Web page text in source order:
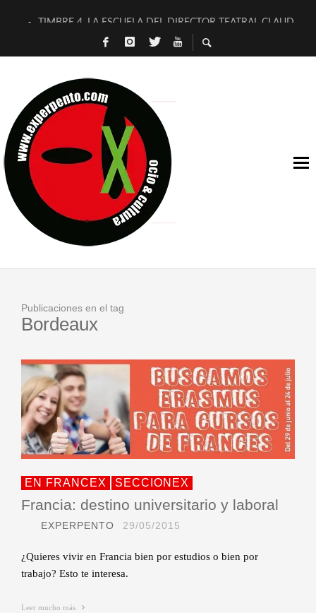
TIMBRE 4, LA ESCUELA DEL DIRECTOR TEATRAL CLAUDIO
30 AÑOS (NO ES NADA) DE LA KATARSIS DEL TOMATAZO
D’BALDOMEROS REINVENTAN [BITÁCORA 3.0] EN EXVITA
MARSHALL FLASH PRESENTA EN EXVITA [RELATIVA
JOFRE BARDAGÍ EN EXVITA INTERPRETANDO A SERRAT
YORCH PRESENTA [CURSO DE ARMONÍA PERSECUTORIA]
MAGALÍ SARE NOS EXPLICA [DESCASADA]
«NO TENGO PUTOS SUEÑOS»
Publicaciones en el tag
Bordeaux
EN FRANCEX SECCIONEX
Francia: destino universitario y laboral
EXPERPENTO 29/05/2015
¿Quieres vivir en Francia bien por estudios o bien por
trabajo? Esto te interesa.
Leer mucho más